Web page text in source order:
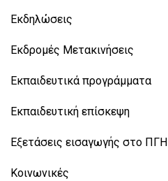
Εκδηλώσεις
Εκδρομές Μετακινήσεις
Εκπαιδευτικά προγράμματα
Εκπαιδευτική επίσκεψη
Εξετάσεις εισαγωγής στο ΠΓΗ
Κοινωνικές